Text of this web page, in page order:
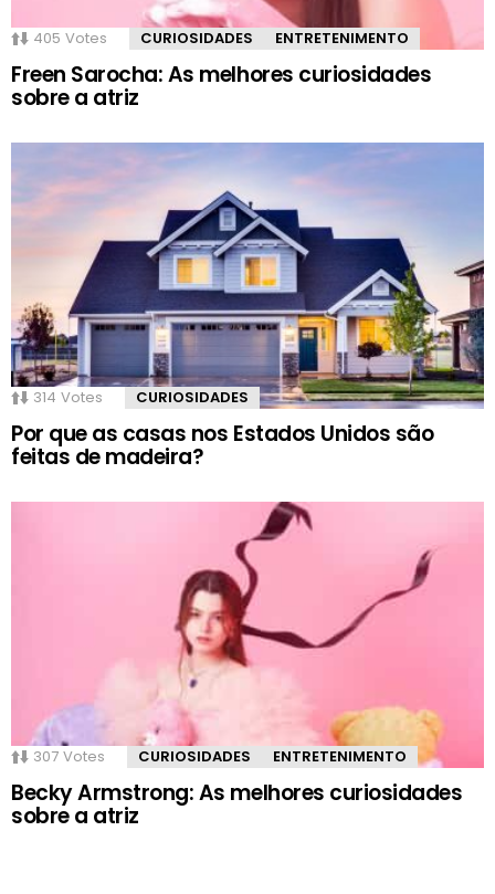
405 Votes CURIOSIDADES ENTRETENIMENTO
Freen Sarocha: As melhores curiosidades
sobre a atriz
314 Votes CURIOSIDADES
Por que as casas nos Estados Unidos são
feitas de madeira?
307 Votes CURIOSIDADES ENTRETENIMENTO
Becky Armstrong: As melhores curiosidades
sobre a atriz